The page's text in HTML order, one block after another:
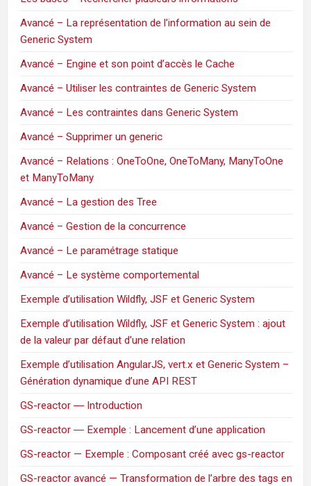
Avancé – La représentation de l’information au sein de
Generic System
Avancé – Engine et son point d’accès le Cache
Avancé – Utiliser les contraintes de Generic System
Avancé – Les contraintes dans Generic System
Avancé – Supprimer un generic
Avancé – Relations : OneToOne, OneToMany, ManyToOne
et ManyToMany
Avancé – La gestion des Tree
Avancé – Gestion de la concurrence
Avancé – Le paramétrage statique
Avancé – Le système comportemental
Exemple d’utilisation Wildfly, JSF et Generic System
Exemple d’utilisation Wildfly, JSF et Generic System : ajout
de la valeur par défaut d’une relation
Exemple d’utilisation AngularJS, vert.x et Generic System –
Génération dynamique d’une API REST
GS-reactor ― Introduction
GS-reactor ― Exemple : Lancement d’une application
GS-reactor — Exemple : Composant créé avec gs-reactor
GS-reactor avancé — Transformation de l’arbre des tags en